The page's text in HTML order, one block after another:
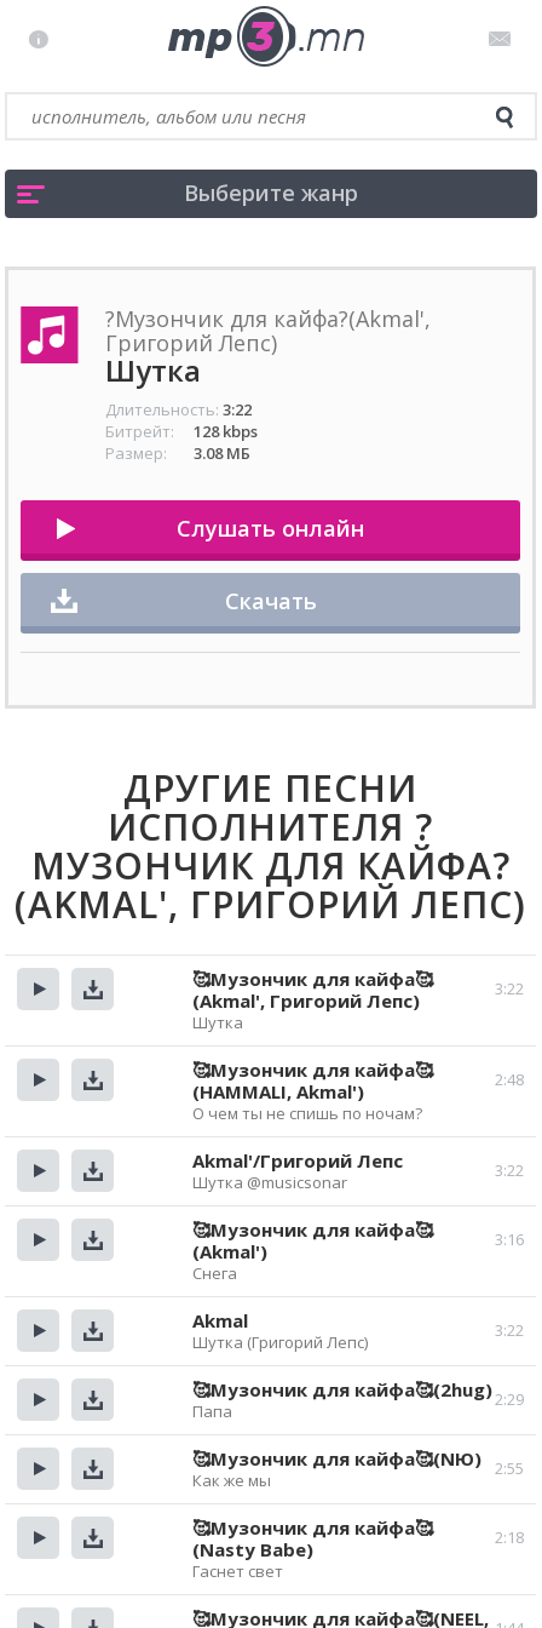
Выберите жанр
?Музончик для кайфа?(Akmal',
Григорий Лепс)
Шутка
Длительность: 3:22
Битрейт:
128 kbps
Размер:
3.08 МБ
Слушать онлайн
Скачать
ДРУГИЕ ПЕСНИ
ИСПОЛНИТЕЛЯ ?
МУЗОНЧИК ДЛЯ КАЙФА?
(AKMAL', ГРИГОРИЙ ЛЕПС)
3:22
🥰Музончик для кайфа🥰
(Akmal', Григорий Лепс)
Шутка
2:48
🥰Музончик для кайфа🥰
(HAMMALI, Akmal')
О чем ты не спишь по ночам?
Прослушать
Скачать
3:22
Akmal'/Григорий Лепс
Шутка @musicsonar
3:16
🥰Музончик для кайфа🥰
(Akmal')
Снега
Прослушать
Скачать
3:22
Akmal
Шутка (Григорий Лепс)
Прослушать
Скачать
2:29
🥰Музончик для кайфа🥰(2hug)
Папа
Прослушать
Скачать
2:55
🥰Музончик для кайфа🥰(NЮ)
Как же мы
2:18
🥰Музончик для кайфа🥰
(Nasty Babe)
Гаснет свет
🥰Музончик для кайфа🥰(NEEL,